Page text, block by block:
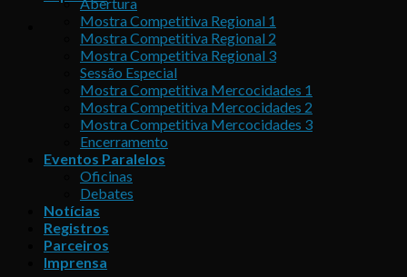
Mostra Competitiva Regional 1
Mostra Competitiva Regional 2
Mostra Competitiva Regional 3
Sessão Especial
Mostra Competitiva Mercocidades 1
Mostra Competitiva Mercocidades 2
Mostra Competitiva Mercocidades 3
Encerramento
Eventos Paralelos
Oficinas
Debates
Notícias
Registros
Parceiros
Imprensa